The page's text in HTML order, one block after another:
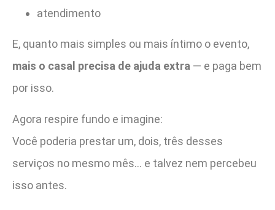
atendimento
E, quanto mais simples ou mais íntimo o evento,
mais o casal precisa de ajuda extra — e paga bem
por isso.
Agora respire fundo e imagine:
Você poderia prestar um, dois, três desses
serviços no mesmo mês… e talvez nem percebeu
isso antes.